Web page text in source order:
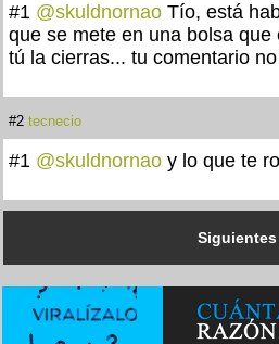
#1 @skuldnornao Tío, está
que se mete en una bolsa
tú la cierras... tu comentario
#2 tecnecio
#1 @skuldnornao y lo que te
Siguientes